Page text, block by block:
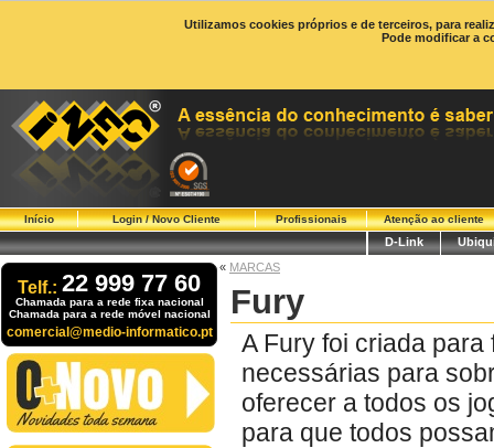
Utilizamos cookies próprios e de terceiros, para
Pode modificar a
Início Login / Novo Cliente Profissionais Atenção ao cliente
D-Link
Telf.: 22 999 77 60
Chamada para a rede fixa nacional
Chamada para a rede móvel nacional
comercial@medio-informatico.pt
« MARCAS
Fury
A Fury foi criada
necessárias para
oferecer a todos os
para que todos